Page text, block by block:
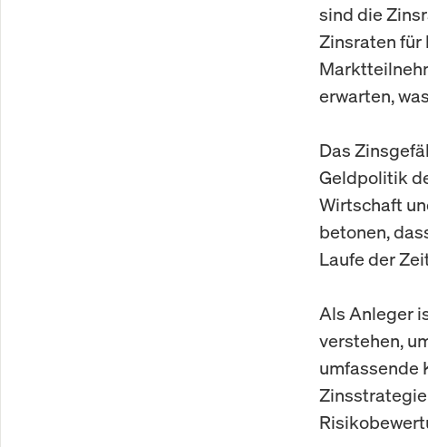
sind die
Zinsraten für
erwarten,
Das
Geldpolitik
Wirtschaft
betonen,
Laufe der
Als Anleger
verstehen,
umfassende